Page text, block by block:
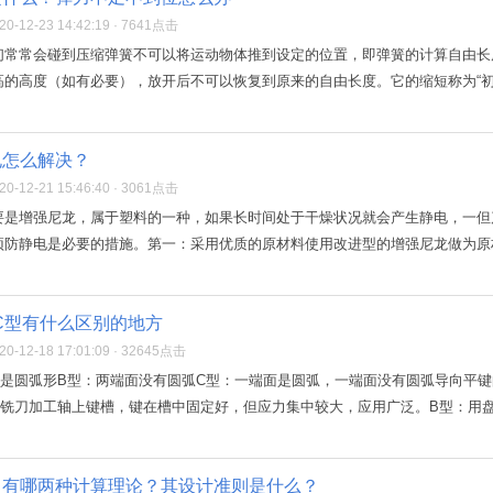
12-23 14:42:19 · 7641点击
常会碰到压缩弹簧不可以将运动物体推到设定的位置，即弹簧的计算自由
高度（如有必要），放开后不可以恢复到原来的自由长度。它的缩短称为“
么解决？
12-21 15:46:40 · 3061点击
增强尼龙，属于塑料的一种，如果长时间处于干燥状况就会产生静电，一
静电是必要的措施。第一：采用优质的原材料使用改进型的增强尼龙做为
有什么区别的地方
12-18 17:01:09 · 32645点击
圆弧形B型：两端面没有圆弧C型：一端面是圆弧，一端面没有圆弧导向平
刀加工轴上键槽，键在槽中固定好，但应力集中较大，应用广泛。B型：用
哪两种计算理论？其设计准则是什么？